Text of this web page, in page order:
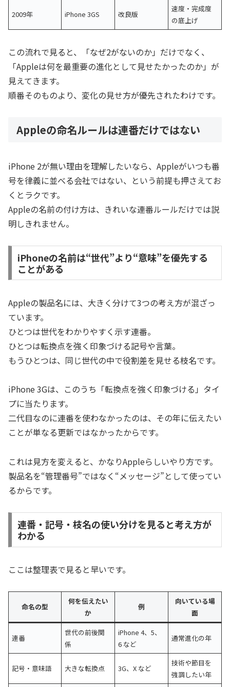
2009年 iPhone 3GS 改良版
速度・完成度
の底上げ
この流れで見ると、「なぜ2がないのか」だけでなく、
「Appleは何を最重要の進化として見せたかったのか」が
見えてきます。
順番そのものより、変化の見せ方が優先されたわけです。
Appleの命名ルールは連番だけではない
iPhone 2が無い理由を理解したいなら、Appleがいつも番
号を律義に並べる会社ではない、という前提も押さえてお
くとラクです。
Appleの名前の付け方は、きれいな連番ルールだけでは説
明しきれません。
iPhoneの名前は“世代”より“意味”を優先する
ことがある
Appleの製品名には、大きく分けて3つの考え方が混ざっ
ています。
ひとつは世代をわかりやすく示す連番。
ひとつは転換点を強く印象づける記号や言葉。
もうひとつは、同じ世代の中で役割差を見せる枝名です。
iPhone 3Gは、このうち「転換点を強く印象づける」タイ
プに当たります。
二代目なのに連番を使わなかったのは、その年に伝えたい
ことが単なる更新ではなかったからです。
これは見方を変えると、かなりAppleらしいやり方です。
製品名を“管理番号”ではなく“メッセージ”として使ってい
るからです。
連番・記号・枝名の使い分けを見ると考え方が
わかる
ここは整理表で見ると早いです。
命名の型
何を伝えたい
か
例
向いている場
面
連番
世代の前後関
係
iPhone 4、5、
6 など
通常進化の年
記号・意味語 大きな転換点 3G、X など
技術や節目を
強調したい年